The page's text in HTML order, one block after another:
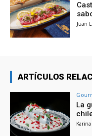
Juan
ARTÍCULOS
La